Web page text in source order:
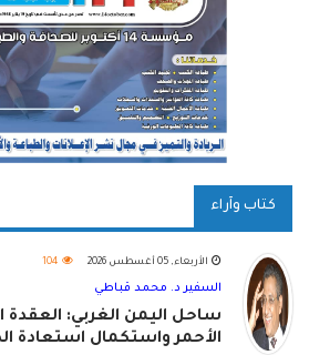
كتاب وآراء
الأربعاء, 05 أغسطس 2026 104
السفير د. محمد قباطي
ساحل اليمن الغربي: العقدة
الأحمر واستكمال استعادة